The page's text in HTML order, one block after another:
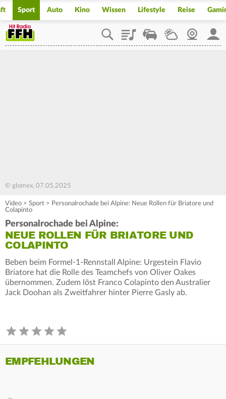
Sport Auto Kino Wissen Lifestyle Reise
PlaylistStaupilotWetterWebcam
© glomex, 07.05.2025
Video > Sport > Personalrochade bei Alpine: Neue Rollen für Briatore und
Colapinto
Personalrochade bei Alpine:
NEUE ROLLEN FÜR BRIATORE UND
COLAPINTO
Beben beim Formel-1-Rennstall Alpine: Urgestein Flavio
Briatore hat die Rolle des Teamchefs von Oliver Oakes
übernommen. Zudem löst Franco Colapinto den Australier
Jack Doohan als Zweitfahrer hinter Pierre Gasly ab.
EMPFEHLUNGEN